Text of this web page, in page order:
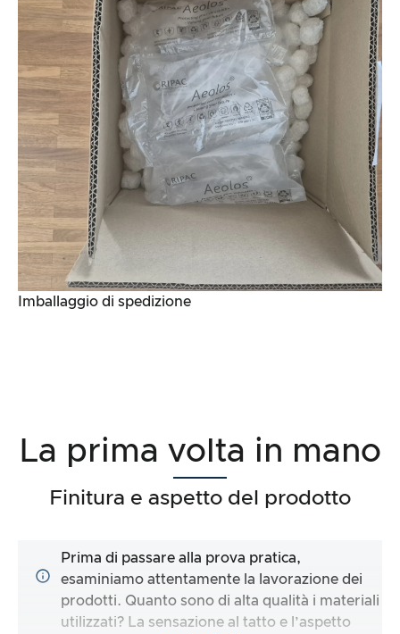
Imballaggio di spedizione
La prima volta in mano
Finitura e aspetto del prodotto
Prima di passare alla prova pratica,
esaminiamo attentamente la lavorazione dei
prodotti. Quanto sono di alta qualità i materiali
utilizzati? La sensazione al tatto e l’aspetto